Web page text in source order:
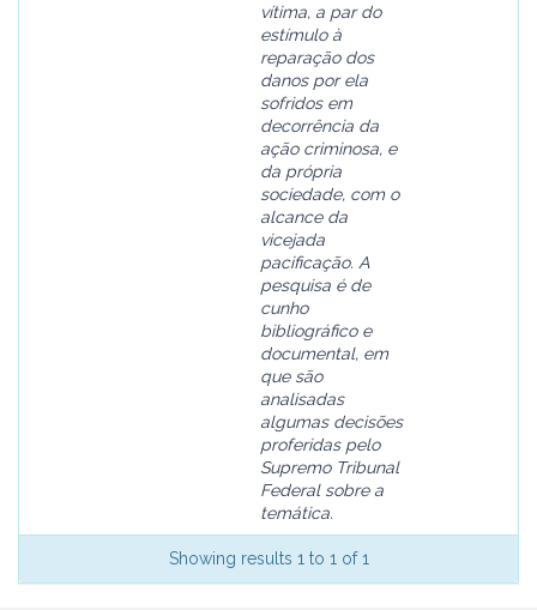
vítima, a par do
estímulo à
reparação dos
danos por ela
sofridos em
decorrência da
ação criminosa, e
da própria
sociedade, com o
alcance da
vicejada
pacificação. A
pesquisa é de
cunho
bibliográfico e
documental, em
que são
analisadas
algumas decisões
proferidas pelo
Supremo Tribunal
Federal sobre a
temática.
Showing results 1 to 1 of 1